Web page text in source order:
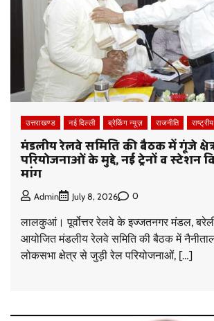
उत्तराखण्ड नई दिल्ली ब्रेकिंग न्यूज़ राजनीति राष्ट्रीय
मंडलीय रेलवे समिति की बैठक में गूंजे
परियोजनाओं के मुद्दे, नई ट्रेनों व स्टेशन
मांग
Admin July 8, 2026 0
लालकुआं। पूर्वोत्तर रेलवे के इज्जतनगर मंडल,
आयोजित मंडलीय रेलवे समिति की बैठक में
लोकसभा क्षेत्र से जुड़ी रेल परियोजनाओं, […]